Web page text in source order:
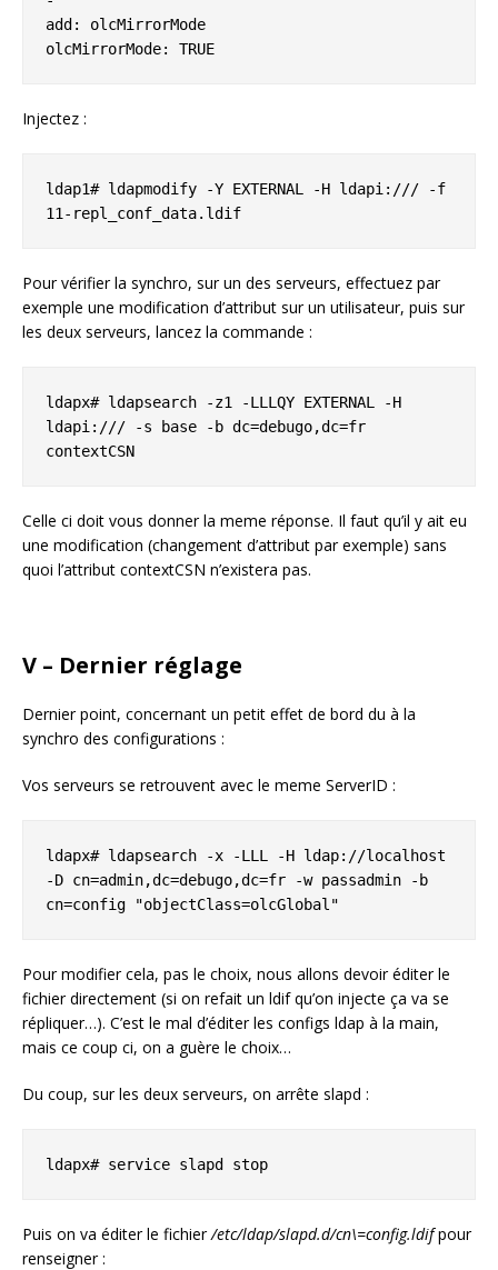
add: olcMirrorMode
olcMirrorMode: TRUE
Injectez :
ldap1# ldapmodify -Y EXTERNAL -H ldapi:/// -f
11-repl_conf_data.ldif
Pour vérifier la synchro, sur un des serveurs, effectuez par
exemple une modification d’attribut sur un utilisateur, puis sur
les deux serveurs, lancez la commande :
ldapx# ldapsearch -z1 -LLLQY EXTERNAL -H
ldapi:/// -s base -b dc=debugo,dc=fr
contextCSN
Celle ci doit vous donner la meme réponse. Il faut qu’il y ait eu
une modification (changement d’attribut par exemple) sans
quoi l’attribut contextCSN n’existera pas.
V – Dernier réglage
Dernier point, concernant un petit effet de bord du à la
synchro des configurations :
Vos serveurs se retrouvent avec le meme ServerID :
ldapx# ldapsearch -x -LLL -H ldap://localhost
-D cn=admin,dc=debugo,dc=fr -w passadmin -b
cn=config "objectClass=olcGlobal"
Pour modifier cela, pas le choix, nous allons devoir éditer le
fichier directement (si on refait un ldif qu’on injecte ça va se
répliquer…). C’est le mal d’éditer les configs ldap à la main,
mais ce coup ci, on a guère le choix…
Du coup, sur les deux serveurs, on arrête slapd :
ldapx# service slapd stop
Puis on va éditer le fichier/etc/ldap/slapd.d/cn\=config.ldifpour
renseigner :